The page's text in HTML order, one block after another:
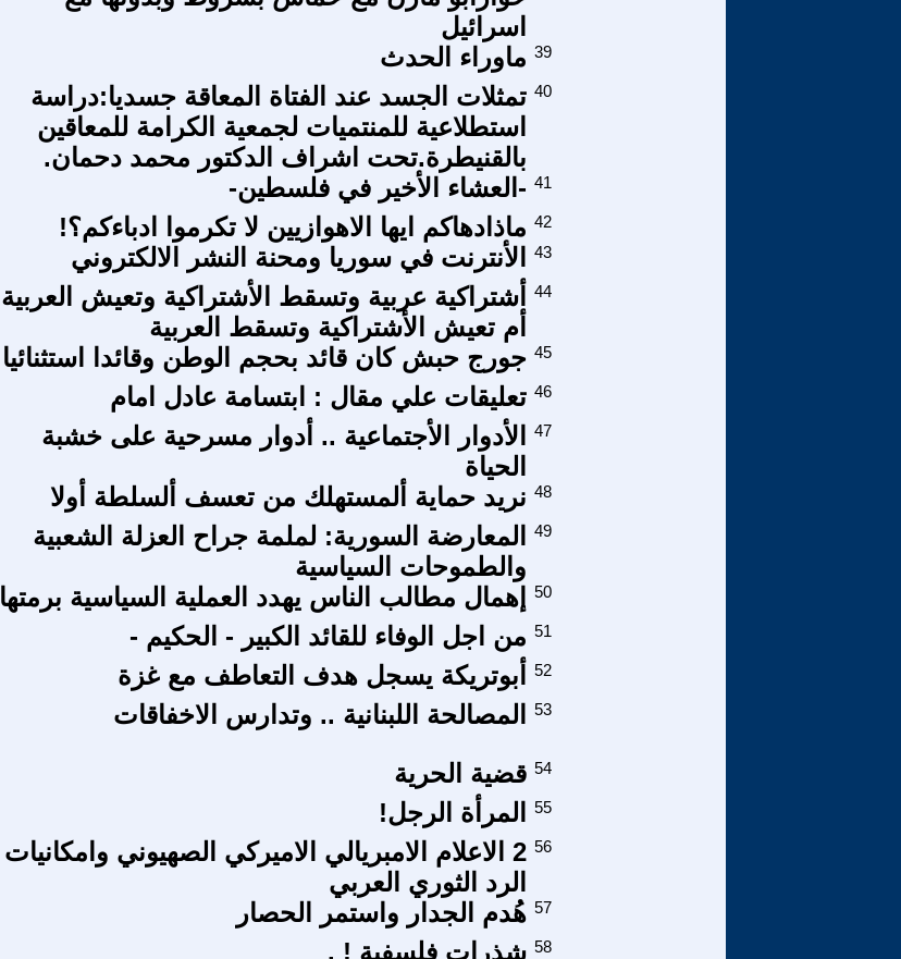
اسرائيل
ماوراء الحدث 39
تمثلات الجسد عند الفتاة المعاقة جسديا:دراسة
استطلاعية للمنتميات لجمعية الكرامة للمعاقين
بالقنيطرة.تحت اشراف الدكتور محمد دحمان.
40
-العشاء الأخير في فلسطين- 41
ماذادهاكم ايها الاهوازيين لا تكرموا ادباءكم؟! 42
الأنترنت في سوريا ومحنة النشر الالكتروني 43
أشتراكية عربية وتسقط الأشتراكية وتعيش العربية
أم تعيش الأشتراكية وتسقط العربية
44
جورج حبش كان قائد بحجم الوطن وقائدا استثنائيا 45
تعليقات علي مقال : ابتسامة عادل امام 46
الأدوار الأجتماعية .. أدوار مسرحية على خشبة
الحياة
47
نريد حماية ألمستهلك من تعسف ألسلطة أولا 48
المعارضة السورية: لملمة جراح العزلة الشعبية
والطموحات السياسية
49
إهمال مطالب الناس يهدد العملية السياسية برمتها 50
من اجل الوفاء للقائد الكبير - الحكيم - 51
أبوتريكة يسجل هدف التعاطف مع غزة 52
المصالحة اللبنانية .. وتدارس الاخفاقات 53
قضية الحرية 54
المرأة الرجل! 55
2 الاعلام الامبريالي الاميركي الصهيوني وامكانيات
الرد الثوري العربي
56
هُدم الجدار واستمر الحصار 57
شذرات فلسفية ! . 58